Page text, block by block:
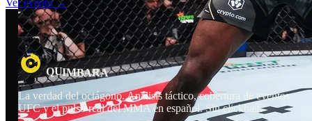
QUIMBARA
La verdad del octágono. Análisis táctico, cobertura de eventos
UFC y el pulso real del MMA en español. Sin clickbait.